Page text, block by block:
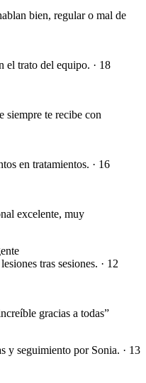
bien, regular o mal de
el trato del equipo. · 18
siempre te recibe con
en tratamientos. · 16
excelente, muy
tras sesiones. · 12
gracias a todas”
y seguimiento por Sonia. · 13